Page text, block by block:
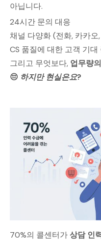
아닙니다.
24시간 문의 대응
채널 다양화 (전화, 카카오
CS 품질에 대한 고객 기대
그리고 무엇보다, 업무량
😔 하지만 현실은요?
70%의 콜센터가상담 인